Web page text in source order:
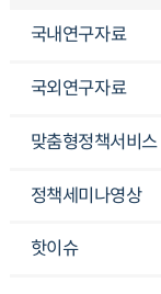
국내연구자료
국외연구자료
맞춤형정책서비스
정책세미나영상
핫이슈